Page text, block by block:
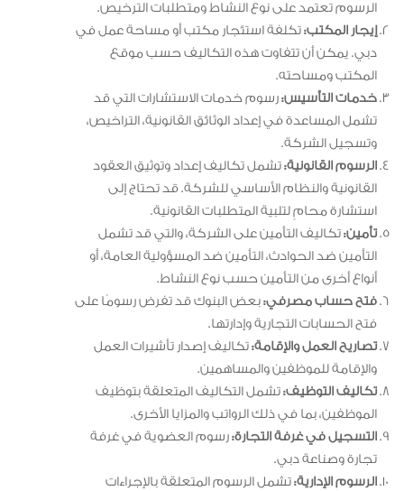
الرسوم تعتمد على نوع النشاط ومتطلبات الترخيص.
إيجار المكتب:تكلفة استئجار مكتب أو مساحة عمل في
دبي. يمكن أن تتفاوت هذه التكاليف حسب موقع
المكتب ومساحته.
خدمات التأسيس:رسوم خدمات الاستشارات التي قد
تشمل المساعدة في إعداد الوثائق القانونية، التراخيص،
وتسجيل الشركة.
الرسوم القانونية:تشمل تكاليف إعداد وتوثيق العقود
القانونية والنظام الأساسي للشركة. قد تحتاج إلى
استشارة محامٍ لتلبية المتطلبات القانونية.
تأمين:تكاليف التأمين على الشركة، والتي قد تشمل
التأمين ضد الحوادث، التأمين ضد المسؤولية العامة، أو
أنواع أخرى من التأمين حسب نوع النشاط.
فتح حساب مصرفي:بعض البنوك قد تفرض رسومًا على
فتح الحسابات التجارية وإدارتها.
تصاريح العمل والإقامة:تكاليف إصدار تأشيرات العمل
والإقامة للموظفين والمساهمين.
تكاليف التوظيف:تشمل التكاليف المتعلقة بتوظيف
الموظفين، بما في ذلك الرواتب والمزايا الأخرى.
التسجيل في غرفة التجارة:رسوم العضوية في غرفة
تجارة وصناعة دبي.
الرسوم الإدارية:تشمل الرسوم المتعلقة بالإجراءات